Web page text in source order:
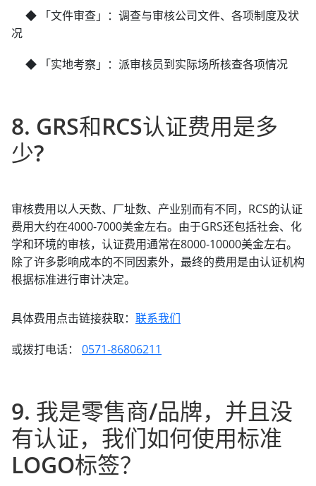
◆ 「文件审查」：调查与审核公司文件、各项制度及状
况
◆ 「实地考察」：派审核员到实际场所核查各项情况
8. GRS和RCS认证费用是多
少?
审核费用以人天数、厂址数、产业别而有不同，RCS的认证
费用大约在4000-7000美金左右。由于GRS还包括社会、化
学和环境的审核，认证费用通常在8000-10000美金左右。
除了许多影响成本的不同因素外，最终的费用是由认证机构
根据标准进行审计决定。
具体费用点击链接获取： 联系我们
或拨打电话： 0571-86806211
9. 我是零售商/品牌，并且没
有认证，我们如何使用标准
LOGO标签？